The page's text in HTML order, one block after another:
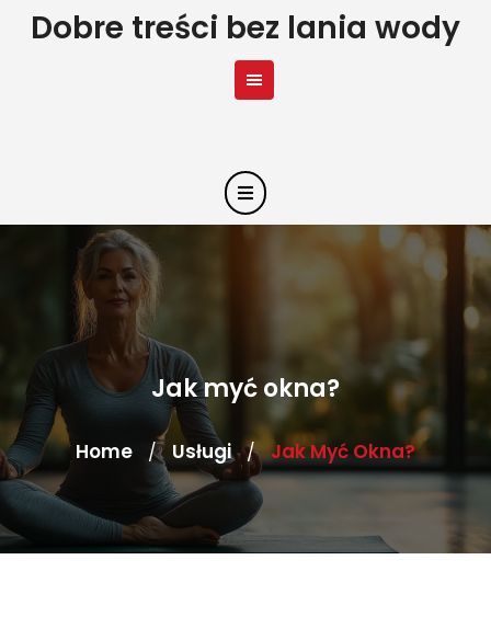
SkipDobre treści bez lania wody
Jak myć okna?
Home / Usługi / Jak Myć Okna?